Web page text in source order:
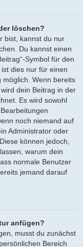
löschen?
bist, kannst du nur
Du kannst einen
Symbol für den
dies nur für einen
möglich. Wenn bereits
dein Beitrag in der
Es wird sowohl
noch niemand auf
Administrator oder
können jedoch,
warum dein
normale Benutzer
jemand darauf
anfügen?
musst du zunächst
Bereich